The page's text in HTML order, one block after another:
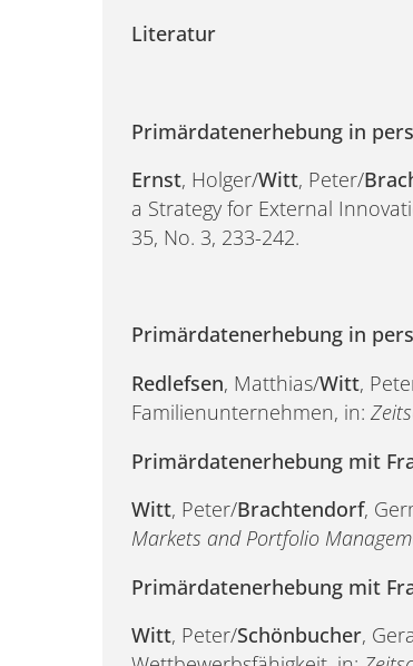
Literatur
Primärdatenerhebung in
Ernst, Holger/Witt, Peter/
a Strategy for External
35, No. 3, 233-242.
Primärdatenerhebung in
Redlefsen, Matthias/Witt,
Familienunternehmen, in:
Primärdatenerhebung mit
Witt, Peter/Brachtendorf,
Markets and Portfolio
Primärdatenerhebung mit
Witt, Peter/Schönbucher,